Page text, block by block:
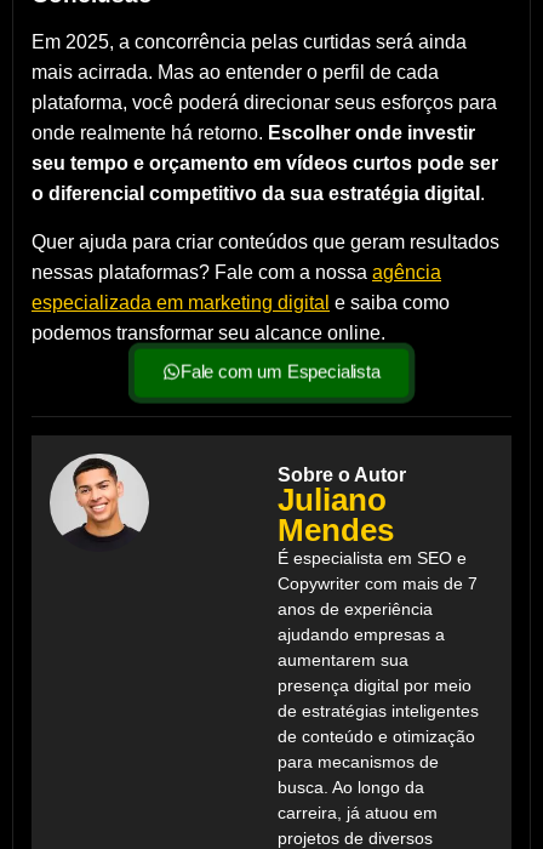
Em 2025, a concorrência pelas curtidas será ainda
mais acirrada. Mas ao entender o perfil de cada
plataforma, você poderá direcionar seus esforços para
onde realmente há retorno. Escolher onde investir
seu tempo e orçamento em vídeos curtos pode ser
o diferencial competitivo da sua estratégia digital .
Quer ajuda para criar conteúdos que geram resultados
nessas plataformas? Fale com a nossa agência
especializada em marketing digital e saiba como
podemos transformar seu alcance online.
Fale com um Especialista
Sobre o Autor
Juliano
Mendes
É especialista em SEO e
Copywriter com mais de 7
anos de experiência
ajudando empresas a
aumentarem sua
presença digital por meio
de estratégias inteligentes
de conteúdo e otimização
para mecanismos de
busca. Ao longo da
carreira, já atuou em
projetos de diversos